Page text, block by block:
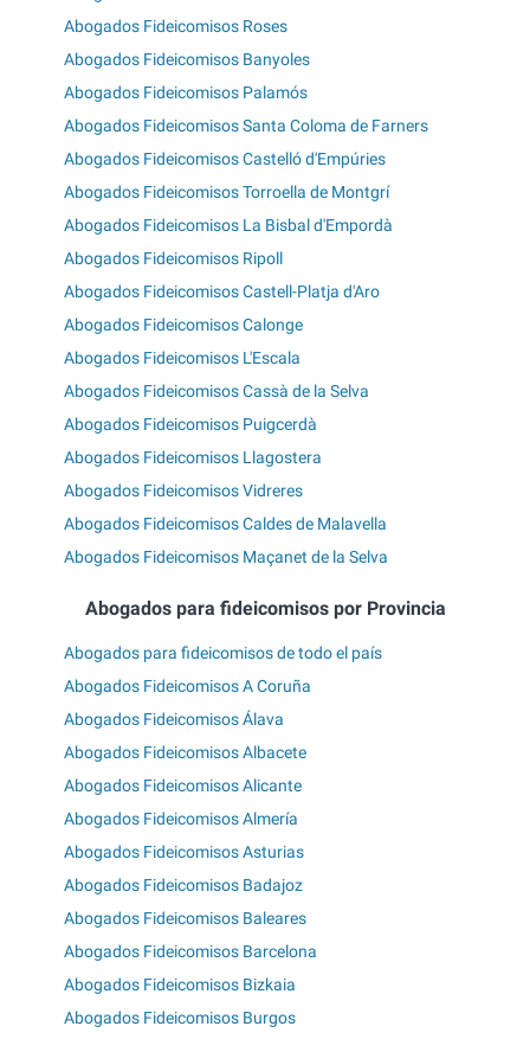
Abogados Fideicomisos Roses
Abogados Fideicomisos Banyoles
Abogados Fideicomisos Palamós
Abogados Fideicomisos Santa Coloma de Farners
Abogados Fideicomisos Castelló d'Empúries
Abogados Fideicomisos Torroella de Montgrí
Abogados Fideicomisos La Bisbal d'Empordà
Abogados Fideicomisos Ripoll
Abogados Fideicomisos Castell-Platja d'Aro
Abogados Fideicomisos Calonge
Abogados Fideicomisos L'Escala
Abogados Fideicomisos Cassà de la Selva
Abogados Fideicomisos Puigcerdà
Abogados Fideicomisos Llagostera
Abogados Fideicomisos Vidreres
Abogados Fideicomisos Caldes de Malavella
Abogados Fideicomisos Maçanet de la Selva
Abogados para fideicomisos por Provincia
Abogados para fideicomisos de todo el país
Abogados Fideicomisos A Coruña
Abogados Fideicomisos Álava
Abogados Fideicomisos Albacete
Abogados Fideicomisos Alicante
Abogados Fideicomisos Almería
Abogados Fideicomisos Asturias
Abogados Fideicomisos Badajoz
Abogados Fideicomisos Baleares
Abogados Fideicomisos Barcelona
Abogados Fideicomisos Bizkaia
Abogados Fideicomisos Burgos